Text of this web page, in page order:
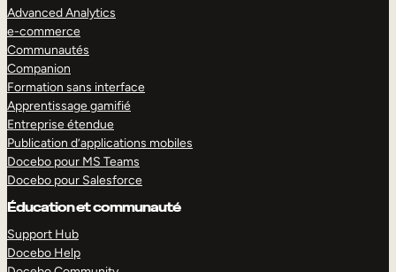
Advanced Analytics
e-commerce
Communautés
Companion
Formation sans interface
Apprentissage gamifié
Entreprise étendue
Publication d’applications mobiles
Docebo pour MS Teams
Docebo pour Salesforce
Éducation et communauté
Support Hub
Docebo Help